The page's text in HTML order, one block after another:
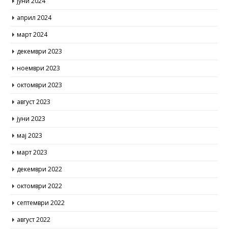
април 2024
март 2024
декември 2023
ноември 2023
октомври 2023
август 2023
јуни 2023
мај 2023
март 2023
декември 2022
октомври 2022
септември 2022
август 2022